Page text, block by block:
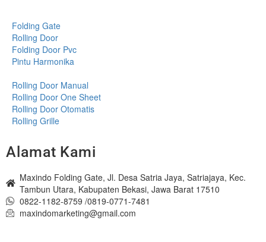
Folding Gate
Rolling Door
Folding Door Pvc
Pintu Harmonika
Rolling Door Manual
Rolling Door One Sheet
Rolling Door Otomatis
Rolling Grille
Alamat Kami
Maxindo Folding Gate, Jl. Desa Satria Jaya, Satriajaya, Kec.
Tambun Utara, Kabupaten Bekasi, Jawa Barat 17510
0822-1182-8759 /0819-0771-7481
maxindomarketing@gmail.com